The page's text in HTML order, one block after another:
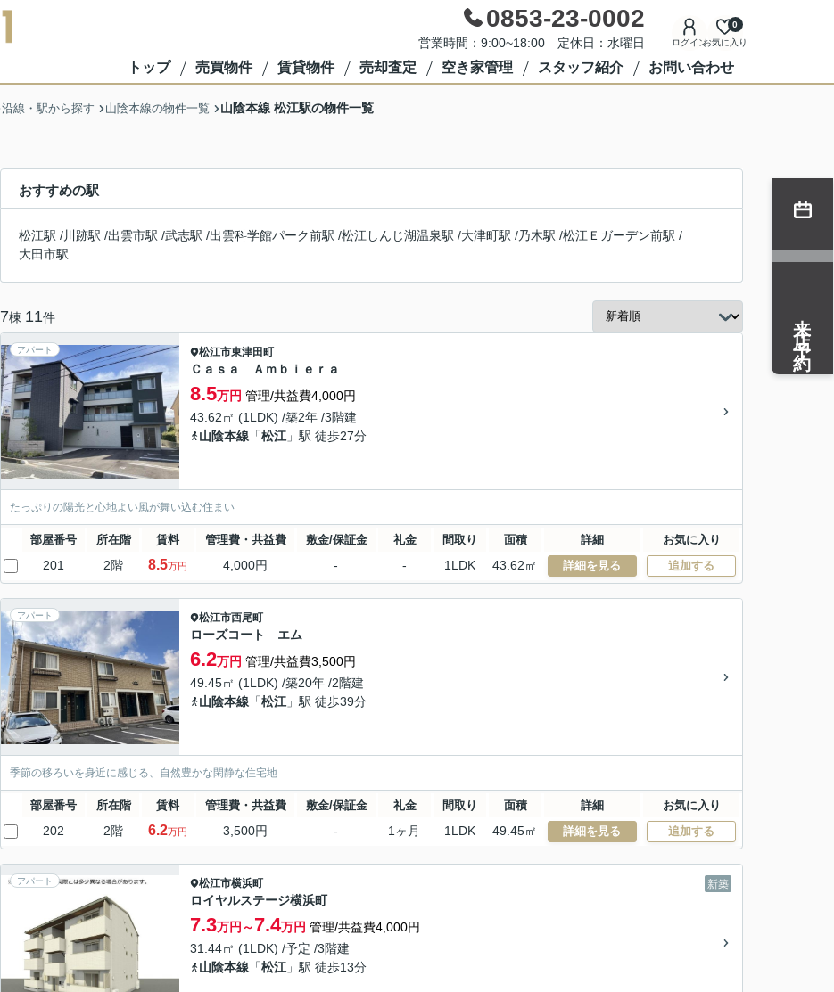
0853-23-0002
営業時間：9:00~18:00 定休日：水曜日 ログインお気に入り
0
トップ 売買物件 賃貸物件 売却査定 空き家管理 スタッフ紹介 お問い合わせ
沿線・駅から探す 山陰本線の物件一覧 山陰本線 松江駅の物件一覧
おすすめの駅
松江駅 /川跡駅 /出雲市駅 /武志駅 /出雲科学館パーク前駅 /松江しんじ湖温泉駅 /大津町駅 /乃木駅 /松江Ｅガーデン前駅 /
大田市駅
7棟 11件
アパート 松江市東津田町
Ｃａｓａ Ａｍｂｉｅｒａ
8.5万円 管理/共益費4,000円
43.62㎡ (1LDK) /築2年 /3階建
山陰本線 「松江 」駅 徒歩27分
たっぷりの陽光と心地よい風が舞い込む住まい
部屋番号 所在階 賃料 管理費・共益費 敷金/保証金 礼金 間取り 面積 詳細 お気に入り
201 2階 8.5万円 4,000円 - - 1LDK 43.62㎡ 詳細を見る 追加する
アパート 松江市西尾町
ローズコート エム
6.2万円 管理/共益費3,500円
49.45㎡ (1LDK) /築20年 /2階建
山陰本線 「松江 」駅 徒歩39分
季節の移ろいを身近に感じる、自然豊かな閑静な住宅地
部屋番号 所在階 賃料 管理費・共益費 敷金/保証金 礼金 間取り 面積 詳細 お気に入り
202 2階 6.2万円 3,500円 - 1ヶ月 1LDK 49.45㎡ 詳細を見る 追加する
アパート 新築
松江市横浜町
ロイヤルステージ横浜町
7.3万円～7.4万円 管理/共益費4,000円
31.44㎡ (1LDK) /予定 /3階建
山陰本線 「松江 」駅 徒歩13分
来店予約